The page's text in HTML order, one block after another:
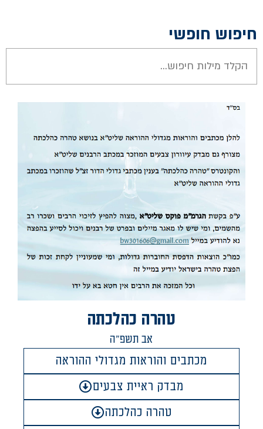
טהרה כהלכתה
אב תשפ"ה
מכתבים והוראות מגדולי ההוראה
טהרה כהלכתה
מבדק ראיית צבעים
חיפוש חופשי